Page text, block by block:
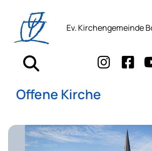
Ev. Kirchengemeinde
Offene Kirche